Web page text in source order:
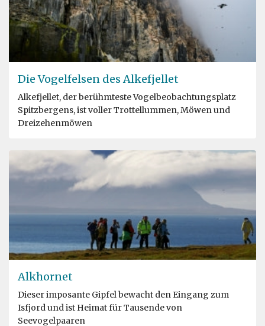
Die Vogelfelsen des Alkefjellet
Alkefjellet, der berühmteste Vogelbeobachtungsplatz
Spitzbergens, ist voller Trottellummen, Möwen und
Dreizehenmöwen
Alkhornet
Dieser imposante Gipfel bewacht den Eingang zum
Isfjord und ist Heimat für Tausende von
Seevogelpaaren